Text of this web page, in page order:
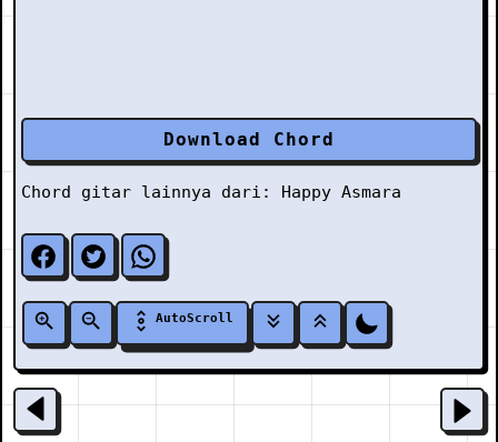
Download Chord
Chord gitar lainnya dari: Happy Asmara
AutoScroll